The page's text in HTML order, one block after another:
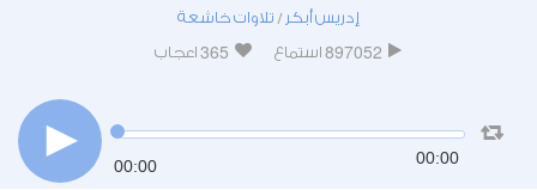
إدريس أبكر / تلاوات خاشعة
897052 استماع 365 اعجاب
00:00 00:00